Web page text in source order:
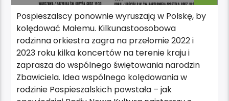
Pospieszalscy ponownie wyruszają w Polskę, by
kolędować Małemu. Kilkunastoosobowa
rodzinna orkiestra zagra na przełomie 2022 i
2023 roku kilka koncertów na terenie kraju i
zaprasza do wspólnego świętowania narodzin
Zbawiciela. Idea wspólnego kolędowania w
rodzinie Pospieszalskich powstała – jak